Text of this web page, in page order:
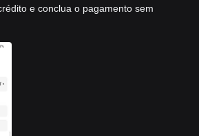
e conclua o pagamento sem